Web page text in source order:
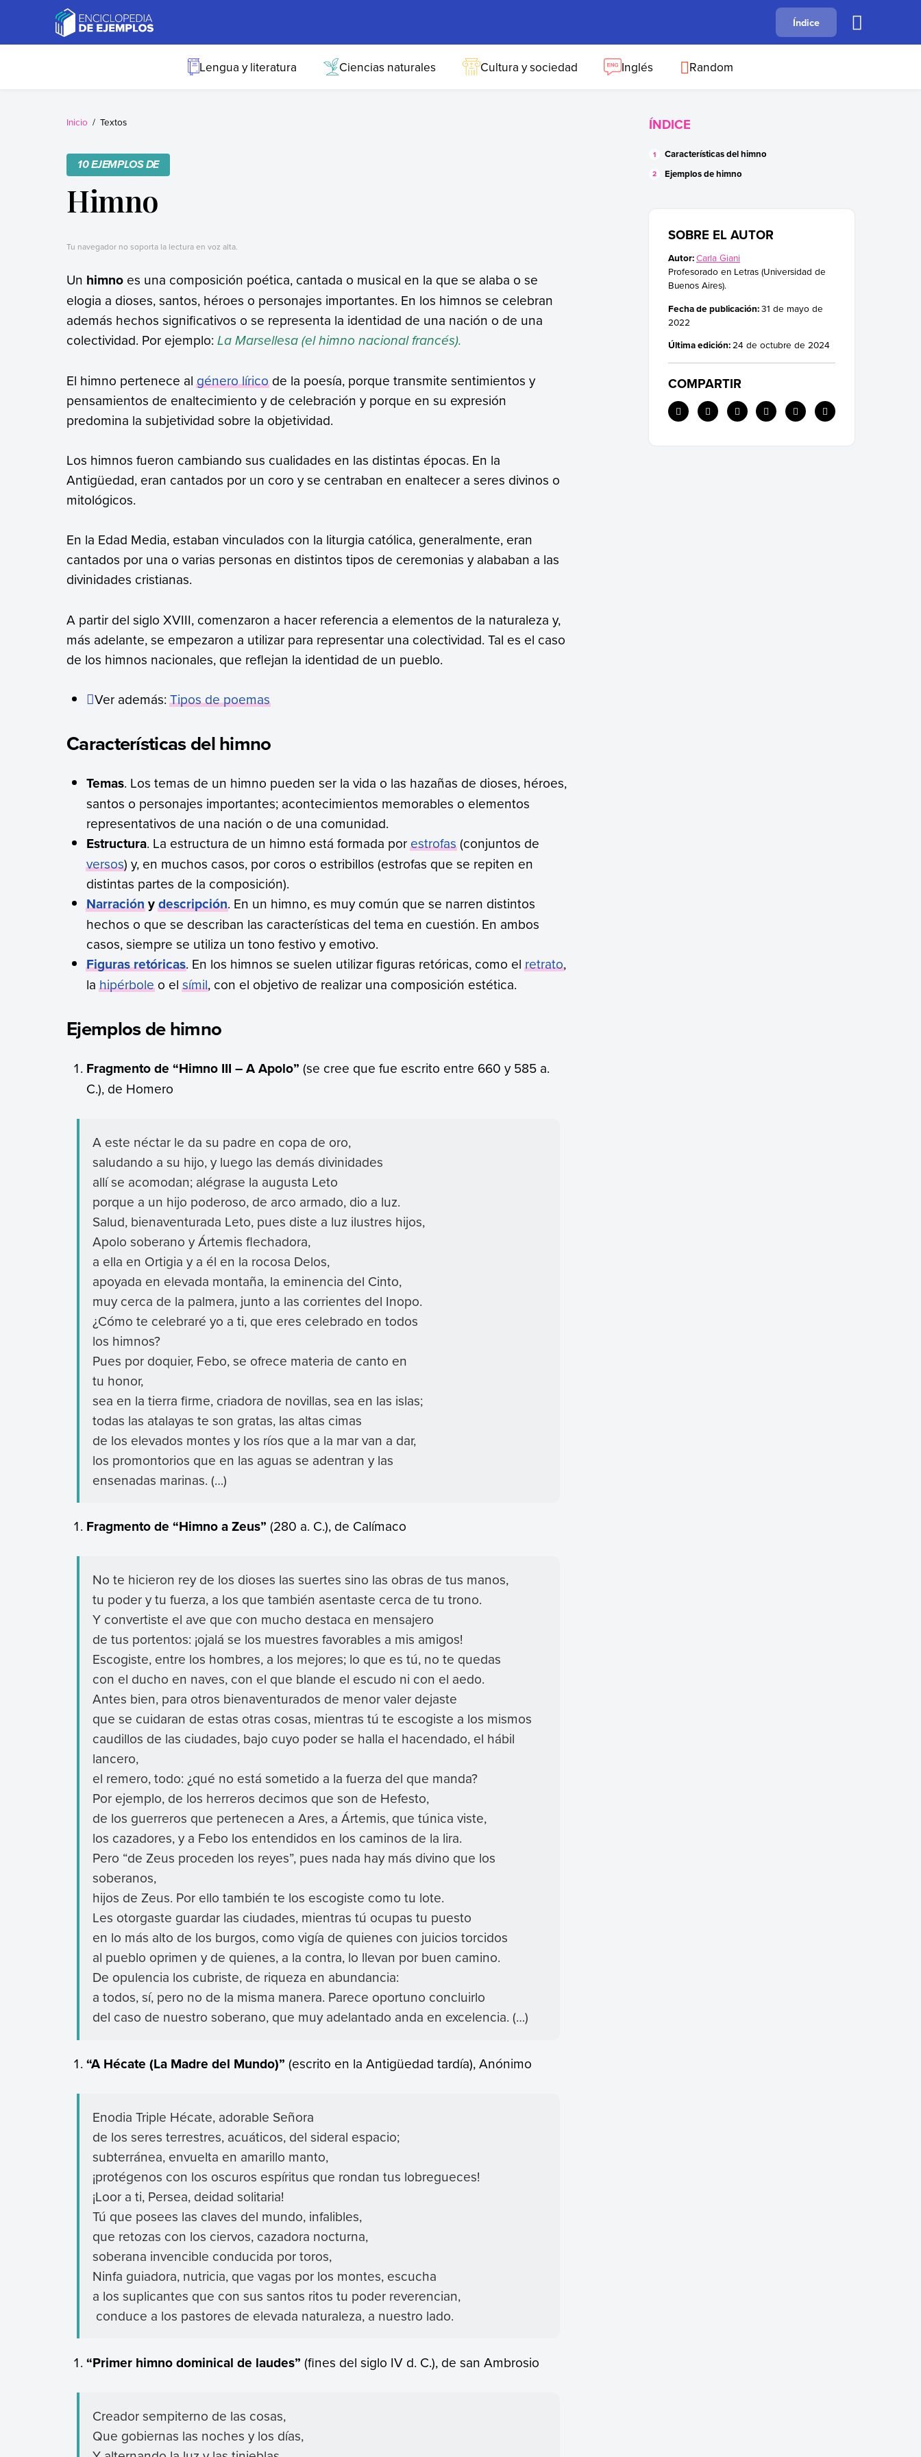
Ejemplos
Necesitas ejemplos.
B C F
Índice
Lengua y literatura Ciencias naturales Cultura y sociedad Inglés Random
Inicio Textos
10 EJEMPLOS DE
Himno
Tu navegador no soporta la lectura en voz alta.
Un himno es una composición poética, cantada o musical en la que se alaba o se
elogia a dioses, santos, héroes o personajes importantes. En los himnos se celebran
además hechos significativos o se representa la identidad de una nación o de una
colectividad. Por ejemplo: La Marsellesa (el himno nacional francés).
El himno pertenece algénero líricode la poesía, porque transmite sentimientos y
pensamientos de enaltecimiento y de celebración y porque en su expresión
predomina la subjetividad sobre la objetividad.
Los himnos fueron cambiando sus cualidades en las distintas épocas. En la
Antigüedad, eran cantados por un coro y se centraban en enaltecer a seres divinos o
mitológicos.
En la Edad Media, estaban vinculados con la liturgia católica, generalmente, eran
cantados por una o varias personas en distintos tipos de ceremonias y alababan a las
divinidades cristianas.
A partir del siglo XVIII, comenzaron a hacer referencia a elementos de la naturaleza y,
más adelante, se empezaron a utilizar para representar una colectividad. Tal es el caso
de los himnos nacionales, que reflejan la identidad de un pueblo.
Ver además:Tipos de poemas
Características del himno
Temas. Los temas de un himno pueden ser la vida o las hazañas de dioses, héroes,
santos o personajes importantes; acontecimientos memorables o elementos
representativos de una nación o de una comunidad.
Estructura. La estructura de un himno está formada porestrofas(conjuntos de
versos) y, en muchos casos, por coros o estribillos (estrofas que se repiten en
distintas partes de la composición).
Narraciónydescripción. En un himno, es muy común que se narren distintos
hechos o que se describan las características del tema en cuestión. En ambos
casos, siempre se utiliza un tono festivo y emotivo.
Figuras retóricas. En los himnos se suelen utilizar figuras retóricas, como elretrato,
lahipérboleo elsímil, con el objetivo de realizar una composición estética.
Ejemplos de himno
Fragmento de “Himno III – A Apolo” (se cree que fue escrito entre 660 y 585 a.
C.), de Homero
A este néctar le da su padre en copa de oro,
saludando a su hijo, y luego las demás divinidades
allí se acomodan; alégrase la augusta Leto
porque a un hijo poderoso, de arco armado, dio a luz.
Salud, bienaventurada Leto, pues diste a luz ilustres hijos,
Apolo soberano y Ártemis flechadora,
a ella en Ortigia y a él en la rocosa Delos,
apoyada en elevada montaña, la eminencia del Cinto,
muy cerca de la palmera, junto a las corrientes del Inopo.
¿Cómo te celebraré yo a ti, que eres celebrado en todos
los himnos?
Pues por doquier, Febo, se ofrece materia de canto en
tu honor,
sea en la tierra firme, criadora de novillas, sea en las islas;
todas las atalayas te son gratas, las altas cimas
de los elevados montes y los ríos que a la mar van a dar,
los promontorios que en las aguas se adentran y las
ensenadas marinas. (…)
Fragmento de “Himno a Zeus” (280 a. C.), de Calímaco
No te hicieron rey de los dioses las suertes sino las obras de tus manos,
tu poder y tu fuerza, a los que también asentaste cerca de tu trono.
Y convertiste el ave que con mucho destaca en mensajero
de tus portentos: ¡ojalá se los muestres favorables a mis amigos!
Escogiste, entre los hombres, a los mejores; lo que es tú, no te quedas
con el ducho en naves, con el que blande el escudo ni con el aedo.
Antes bien, para otros bienaventurados de menor valer dejaste
que se cuidaran de estas otras cosas, mientras tú te escogiste a los mismos
caudillos de las ciudades, bajo cuyo poder se halla el hacendado, el hábil
lancero,
el remero, todo: ¿qué no está sometido a la fuerza del que manda?
Por ejemplo, de los herreros decimos que son de Hefesto,
de los guerreros que pertenecen a Ares, a Ártemis, que túnica viste,
los cazadores, y a Febo los entendidos en los caminos de la lira.
Pero “de Zeus proceden los reyes”, pues nada hay más divino que los
soberanos,
hijos de Zeus. Por ello también te los escogiste como tu lote.
Les otorgaste guardar las ciudades, mientras tú ocupas tu puesto
en lo más alto de los burgos, como vigía de quienes con juicios torcidos
al pueblo oprimen y de quienes, a la contra, lo llevan por buen camino.
De opulencia los cubriste, de riqueza en abundancia:
a todos, sí, pero no de la misma manera. Parece oportuno concluirlo
del caso de nuestro soberano, que muy adelantado anda en excelencia. (…)
“A Hécate (La Madre del Mundo)”(escrito en la Antigüedad tardía), Anónimo
Enodia Triple Hécate, adorable Señora
de los seres terrestres, acuáticos, del sideral espacio;
subterránea, envuelta en amarillo manto,
¡protégenos con los oscuros espíritus que rondan tus lobregueces!
¡Loor a ti, Persea, deidad solitaria!
Tú que posees las claves del mundo, infalibles,
que retozas con los ciervos, cazadora nocturna,
soberana invencible conducida por toros,
Ninfa guiadora, nutricia, que vagas por los montes, escucha
a los suplicantes que con sus santos ritos tu poder reverencian,
conduce a los pastores de elevada naturaleza, a nuestro lado.
“Primer himno dominical de laudes” (fines del siglo IV d. C.), de san Ambrosio
Creador sempiterno de las cosas,
Que gobiernas las noches y los días,
ÍNDICE
Características del himno
Ejemplos de himno
SOBRE EL AUTOR
Autor:Carla Giani
Profesorado en Letras (Universidad de
Buenos Aires).
Fecha de publicación:31 de mayo de
2022
Última edición:24 de octubre de 2024
COMPARTIR